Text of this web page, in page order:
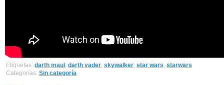
Etiquetas: darth maul darth vader skywalker star wars starwars
Categorías: Sin categoría